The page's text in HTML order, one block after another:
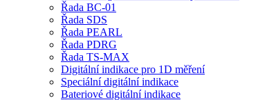
Řada BC-01
Řada SDS
Řada PEARL
Řada PDRG
Řada TS-MAX
Digitální indikace pro 1D měření
Speciální digitální indikace
Bateriové digitální indikace